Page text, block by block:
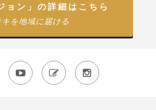
ョン」の詳細はこちら
を地域に届ける
  